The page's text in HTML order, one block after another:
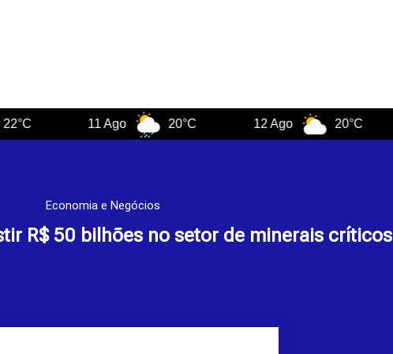
20°C 20°C
Economia e Negócios
R$ 50 bilhões no setor de minerais críticos